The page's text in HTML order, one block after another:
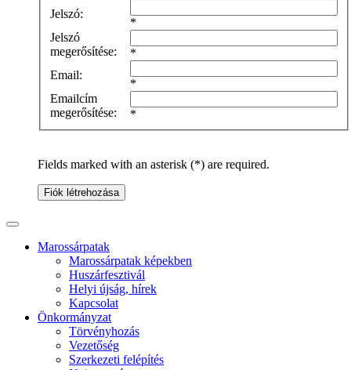
Jelszó:
*
Jelszó
megerősítése:
*
Email:
*
Emailcím
megerősítése:
*
Fields marked with an asterisk (*) are required.
Fiók létrehozása
Marossárpatak
Marossárpatak képekben
Huszárfesztivál
Helyi újság, hírek
Kapcsolat
Önkormányzat
Törvényhozás
Vezetőség
Szerkezeti felépítés